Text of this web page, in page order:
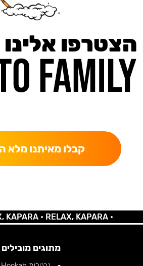
הצטרפו אלינו
קבלו מאיתנו מלא
•RELAX, KAPARA •
מתוגים מובילים